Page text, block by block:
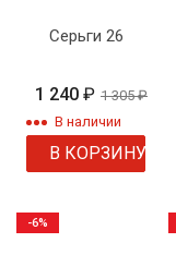
Серьги 26
1 240 ₽ 1 305₽
В наличии
В КОРЗИНУ
-6%